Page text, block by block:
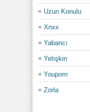
Uzun Konulu
Xnxx
Yabancı
Yetişkin
Youporn
Zorla